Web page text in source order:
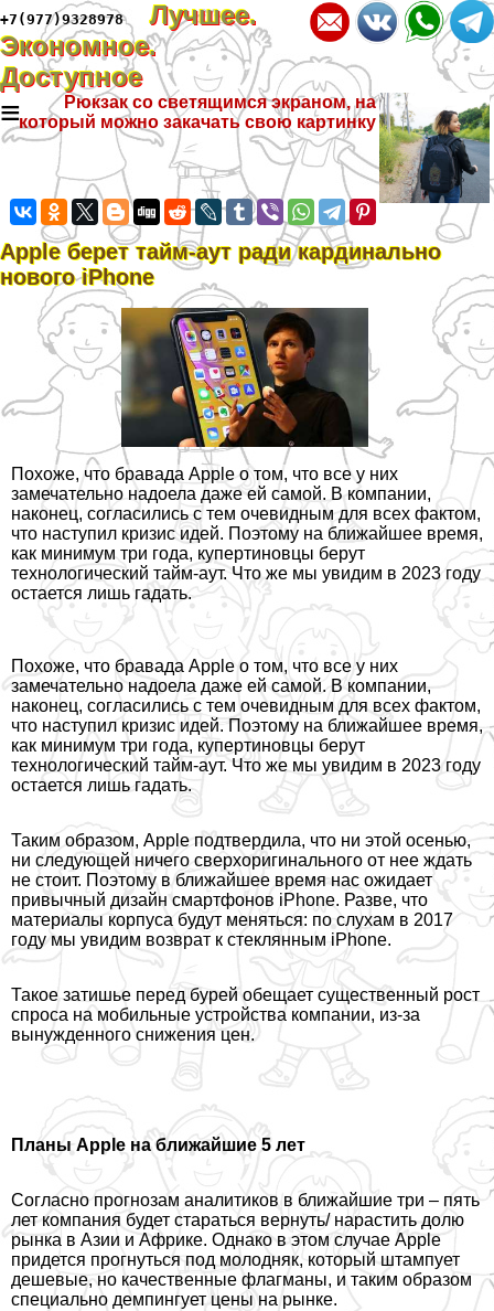
+7(977)9328978
Лучшее.
Экономное.
Доступное
≡
Рюкзак со светящимся экраном, на
который можно закачать свою картинку
Apple берет тайм-аут ради кардинально
нового iPhone
Похоже, что бравада Apple о том, что все у них
замечательно надоела даже ей самой. В компании,
наконец, согласились с тем очевидным для всех фактом,
что наступил кризис идей. Поэтому на ближайшее время,
как минимум три года, купертиновцы берут
технологический тайм-аут. Что же мы увидим в 2023 году
остается лишь гадать.
Похоже, что бравада Apple о том, что все у них
замечательно надоела даже ей самой. В компании,
наконец, согласились с тем очевидным для всех фактом,
что наступил кризис идей. Поэтому на ближайшее время,
как минимум три года, купертиновцы берут
технологический тайм-аут. Что же мы увидим в 2023 году
остается лишь гадать.
Таким образом, Apple подтвердила, что ни этой осенью,
ни следующей ничего сверхоригинального от нее ждать
не стоит. Поэтому в ближайшее время нас ожидает
привычный дизайн смартфонов iPhone. Разве, что
материалы корпуса будут меняться: по слухам в 2017
году мы увидим возврат к стеклянным iPhone.
Такое затишье перед бурей обещает существенный рост
спроса на мобильные устройства компании, из-за
вынужденного снижения цен.
Планы Apple на ближайшие 5 лет
Согласно прогнозам аналитиков в ближайшие три – пять
лет компания будет стараться вернуть/ нарастить долю
рынка в Азии и Африке. Однако в этом случае Apple
придется прогнуться под молодняк, который штампует
дешевые, но качественные флагманы, и таким образом
специально демпингует цены на рынке.